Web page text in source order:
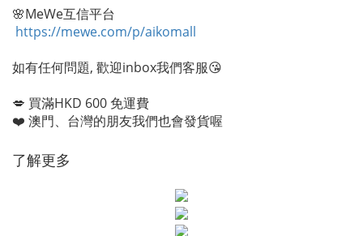
🌸MeWe互信平台
https://mewe.com/p/aikomall
如有任何問題, 歡迎inbox我們客服😘
💋 買滿HKD 600 免運費
❤️ 澳門、台灣的朋友我們也會發貨喔
了解更多